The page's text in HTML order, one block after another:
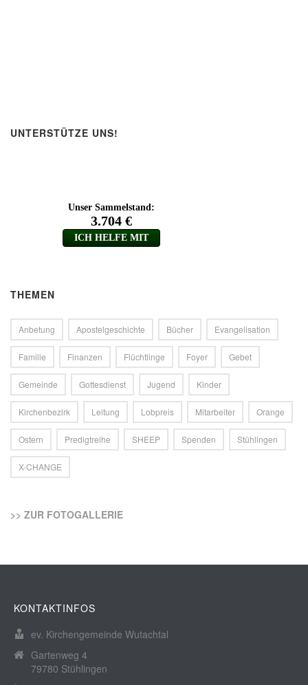
UNTERSTÜTZE UNS!
THEMEN
Anbetung Apostelgeschichte Bücher Evangelisation
Familie Finanzen Flüchtlinge Foyer Gebet
Gemeinde Gottesdienst Jugend Kinder
Kirchenbezirk Leitung Lobpreis Mitarbeiter Orange
Ostern Predigtreihe SHEEP Spenden Stühlingen
X-CHANGE
>> ZUR FOTOGALLERIE
KONTAKTINFOS
ev. Kirchengemeinde Wutachtal
Gartenweg 4
79780 Stühlingen